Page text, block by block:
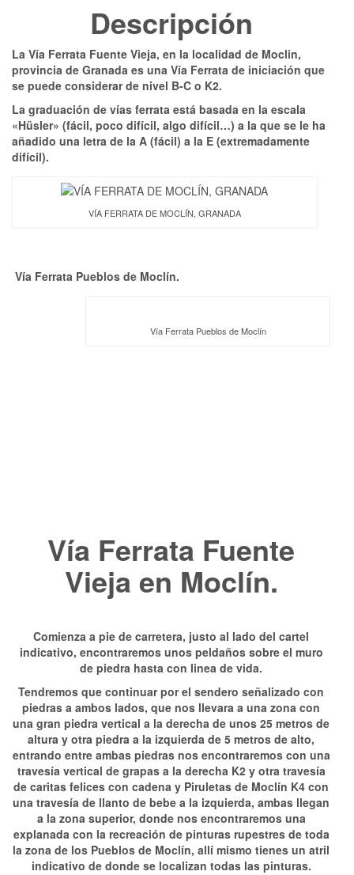
Descripción
La Vía Ferrata Fuente Vieja, en la localidad de Moclin,
provincia de Granada es una Vía Ferrata de iniciación que
se puede considerar de nivel B-C o K2.
La graduación de vías ferrata está basada en la escala
«Hüsler» (fácil, poco difícil, algo difícil…) a la que se le ha
añadido una letra de la A (fácil) a la E (extremadamente
difícil).
VÍA FERRATA DE MOCLÍN, GRANADA
Vía Ferrata Pueblos de Moclín.
Vía Ferrata Pueblos de Moclín
Vía Ferrata Fuente
Vieja en Moclín.
Comienza a pie de carretera, justo al lado del cartel
indicativo, encontraremos unos peldaños sobre el muro
de piedra hasta con linea de vida.
Tendremos que continuar por el sendero señalizado con
piedras a ambos lados, que nos llevara a una zona con
una gran piedra vertical a la derecha de unos 25 metros de
altura y otra piedra a la izquierda de 5 metros de alto,
entrando entre ambas piedras nos encontraremos con una
travesía vertical de grapas a la derecha K2 y otra travesía
de caritas felices con cadena y Piruletas de Moclín K4 con
una travesía de llanto de bebe a la izquierda, ambas llegan
a la zona superior, donde nos encontraremos una
explanada con la recreación de pinturas rupestres de toda
la zona de los Pueblos de Moclín, allí mismo tienes un atril
indicativo de donde se localizan todas las pinturas.